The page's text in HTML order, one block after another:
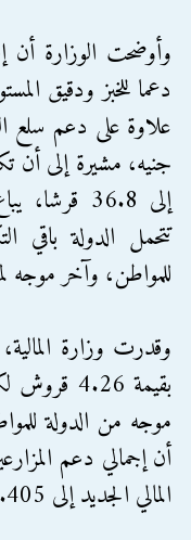
وأوضحت الوزارة أن
جنيه، مشيرة إلى أن
إلى 36.8
تتحمل الدولة باقي
للمواطن، وآخر موجه
وقدرت وزارة
موجه من الدولة
أن إجمالي دعم
المالي الجديد إلى 3.405 مليارات جنيه.